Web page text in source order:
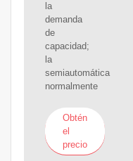
la
demanda
de
capacidad;
la
semiautomática
normalmente
Obtén
el
precio